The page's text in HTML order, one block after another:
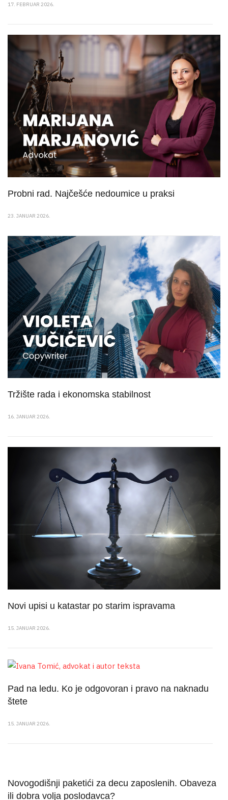
17. FEBRUAR 2026.
Probni rad. Najčešće nedoumice u praksi
23. JANUAR 2026.
Tržište rada i ekonomska stabilnost
16. JANUAR 2026.
Novi upisi u katastar po starim ispravama
15. JANUAR 2026.
Pad na ledu. Ko je odgovoran i pravo na naknadu
štete
15. JANUAR 2026.
Novogodišnji paketići za decu zaposlenih. Obaveza
ili dobra volja poslodavca?